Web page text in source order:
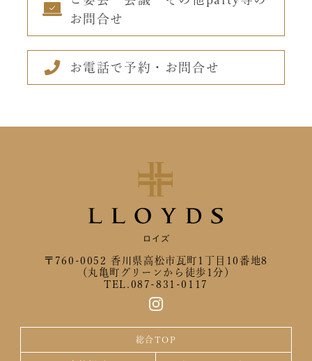
お問合せ
お電話で予約・お問合せ
ロイズ
〒760-0052 香川県高松市瓦町1丁目10番地8
（丸亀町グリーンから徒歩1分）
TEL.087-831-0117
総合TOP